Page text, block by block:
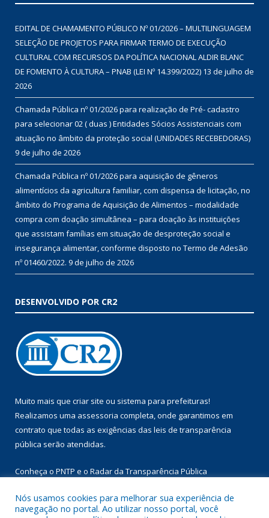
EDITAL DE CHAMAMENTO PÚBLICO Nº 01/2026 – MULTILINGUAGEM
SELEÇÃO DE PROJETOS PARA FIRMAR TERMO DE EXECUÇÃO
CULTURAL COM RECURSOS DA POLÍTICA NACIONAL ALDIR BLANC
DE FOMENTO À CULTURA – PNAB (LEI Nº 14.399/2022) 13 de julho de
2026
Chamada Pública nº 01/2026 para realização de Pré- cadastro
para selecionar 02 ( duas ) Entidades Sócios Assistenciais com
atuação no âmbito da proteção social (UNIDADES RECEBEDORAS)
9 de julho de 2026
Chamada Pública nº 01/2026 para aquisição de gêneros
alimentícios da agricultura familiar, com dispensa de licitação, no
âmbito do Programa de Aquisição de Alimentos – modalidade
compra com doação simultânea – para doação às instituições
que assistam famílias em situação de desproteção social e
insegurança alimentar, conforme disposto no Termo de Adesão
nº 01460/2022. 9 de julho de 2026
DESENVOLVIDO POR CR2
Muito mais que criar site ou sistema para prefeituras!
Realizamos uma assessoria completa, onde garantimos em
contrato que todas as exigências das leis de transparência
pública serão atendidas.
Conheça o PNTP e o Radar da Transparência Pública
Nós usamos cookies para melhorar sua experiência de
navegação no portal. Ao utilizar nosso portal, você